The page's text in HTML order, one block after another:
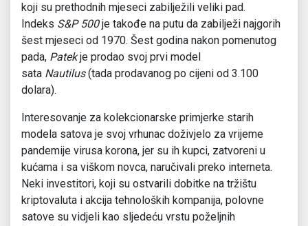
koji su prethodnih mjeseci zabilježili veliki pad.
Indeks S&P 500je takođe na putu da zabilježi najgorih
šest mjeseci od 1970. Šest godina nakon pomenutog
pada, Patekje prodao svoj prvi model
sata Nautilus(tada prodavanog po cijeni od 3.100
dolara).
Interesovanje za kolekcionarske primjerke starih
modela satova je svoj vrhunac doživjelo za vrijeme
pandemije virusa korona, jer su ih kupci, zatvoreni u
kućama i sa viškom novca, naručivali preko interneta.
Neki investitori, koji su ostvarili dobitke na tržištu
kriptovaluta i akcija tehnoloških kompanija, polovne
satove su vidjeli kao sljedeću vrstu poželjnih